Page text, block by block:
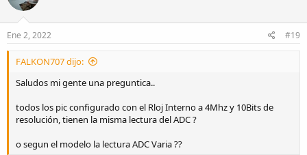
Ene 2, 2022 #19
FALKON707 dijo:
Saludos mi gente una preguntica..
todos los pic configurado con el Rloj Interno a 4Mhz y 10Bits de
resolución, tienen la misma lectura del ADC ?
o segun el modelo la lectura ADC Varia ??